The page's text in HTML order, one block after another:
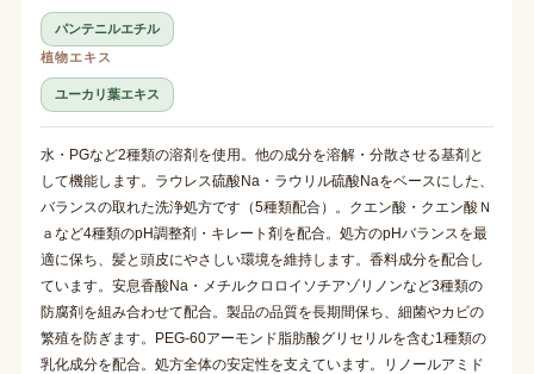
パンテニルエチル
植物エキス
ユーカリ葉エキス
水・PGなど2種類の溶剤を使用。他の成分を溶解・分散させる基剤と
して機能します。ラウレス硫酸Na・ラウリル硫酸Naをベースにした、
バランスの取れた洗浄処方です（5種類配合）。クエン酸・クエン酸Ｎ
ａなど4種類のpH調整剤・キレート剤を配合。処方のpHバランスを最
適に保ち、髪と頭皮にやさしい環境を維持します。香料成分を配合し
ています。安息香酸Na・メチルクロロイソチアゾリノンなど3種類の
防腐剤を組み合わせて配合。製品の品質を長期間保ち、細菌やカビの
繁殖を防ぎます。PEG-60アーモンド脂肪酸グリセリルを含む1種類の
乳化成分を配合。処方全体の安定性を支えています。リノールアミド